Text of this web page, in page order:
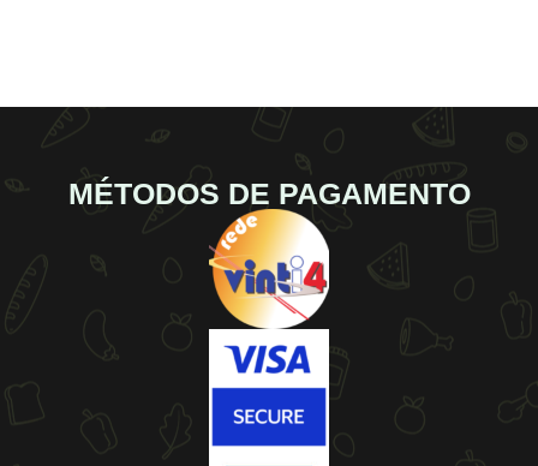
MÉTODOS DE PAGAMENTO